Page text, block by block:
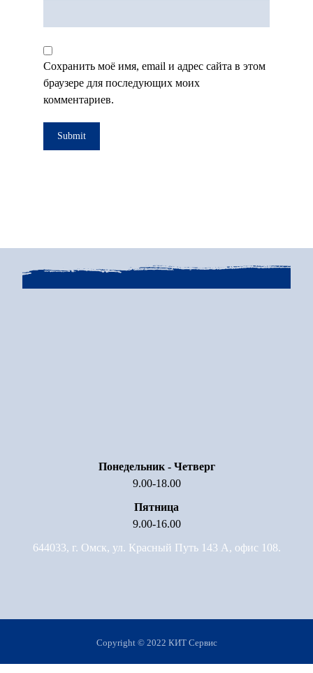
Сохранить моё имя, email и адрес сайта в этом
браузере для последующих моих
комментариев.
Понедельник - Четверг
9.00-18.00
Пятница
9.00-16.00
644033, г. Омск, ул. Красный Путь 143 А, офис 108.
Copyright © 2022 КИТ Сервис